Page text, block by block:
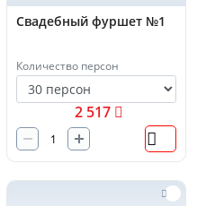
Свадебный фуршет №1
Количество персон
2 517